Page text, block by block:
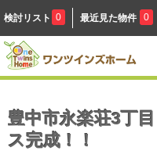
検討リスト 0 最近見た物件 0
豊中市永楽荘3丁
ス完成！！